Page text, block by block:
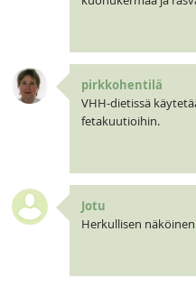
pirkkohentilä
VHH-dietissä
fetakuutioihin.
Jotu
Herkullisen